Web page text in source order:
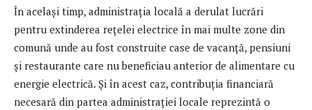
În același timp, administrația locală a derulat lucrări
pentru extinderea rețelei electrice în mai multe zone din
comună unde au fost construite case de vacanță, pensiuni
și restaurante care nu beneficiau anterior de alimentare cu
energie electrică. Și în acest caz, contribuția financiară
necesară din partea administrației locale reprezintă o